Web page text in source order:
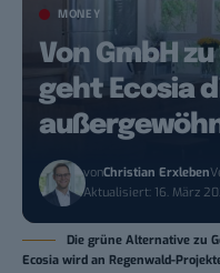
MONEY
Von GmbH
geht Ecosia
vonChristian Erxleben
Aktualisiert: 16. März
Die grüne Alternative zu
Ecosia wird an Regenwald-